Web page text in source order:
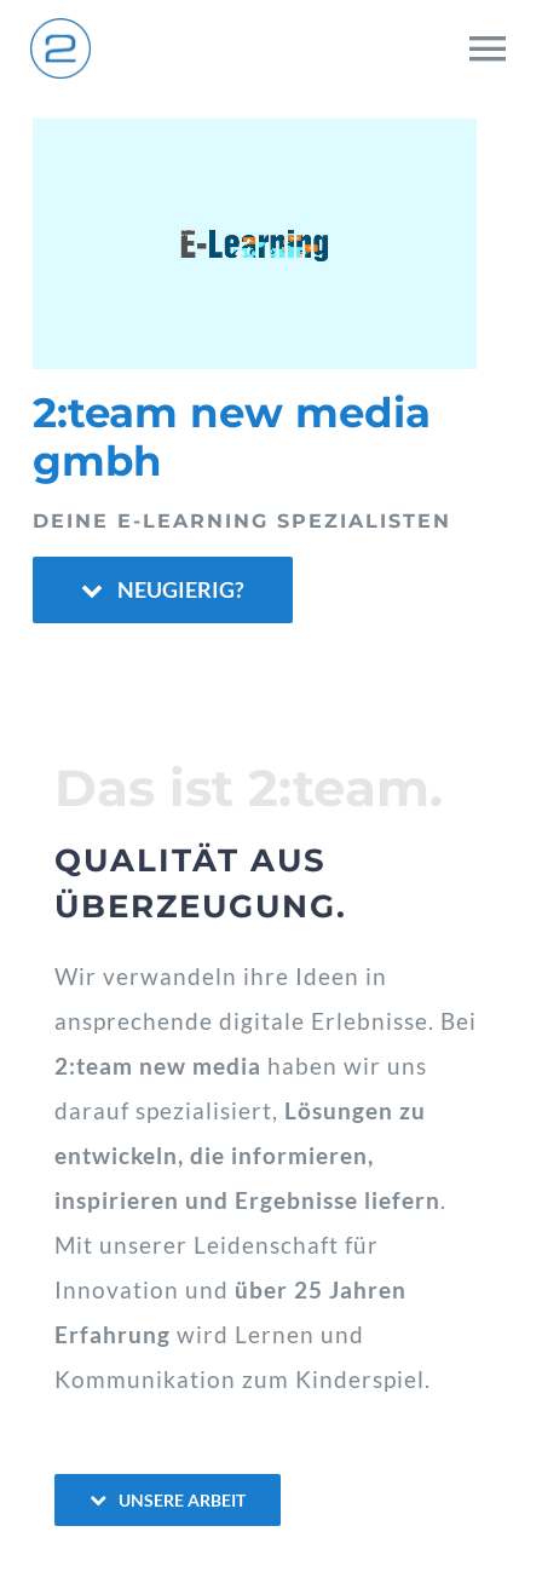
Inhalt
Das ist 2:team
Was zeichnet uns aus?
Knowhow
Kontakt
2:team new media
gmbh
DEINE E-LEARNING SPEZIALISTEN
NEUGIERIG?
Das ist 2:team.
QUALITÄT AUS
ÜBERZEUGUNG.
Wir verwandeln ihre Ideen in
ansprechende digitale Erlebnisse. Bei
2:team new media haben wir uns
darauf spezialisiert, Lösungen zu
entwickeln, die informieren,
inspirieren und Ergebnisse liefern
Mit unserer Leidenschaft für
Innovation und über 25 Jahren
Erfahrung wird Lernen und
Kommunikation zum Kinderspiel.
UNSERE ARBEIT